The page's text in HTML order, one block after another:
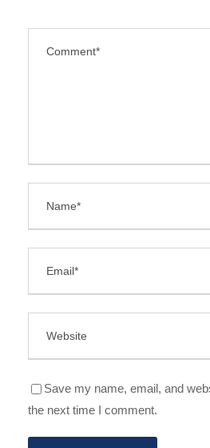
Save my name, email, and
the next time I comment.